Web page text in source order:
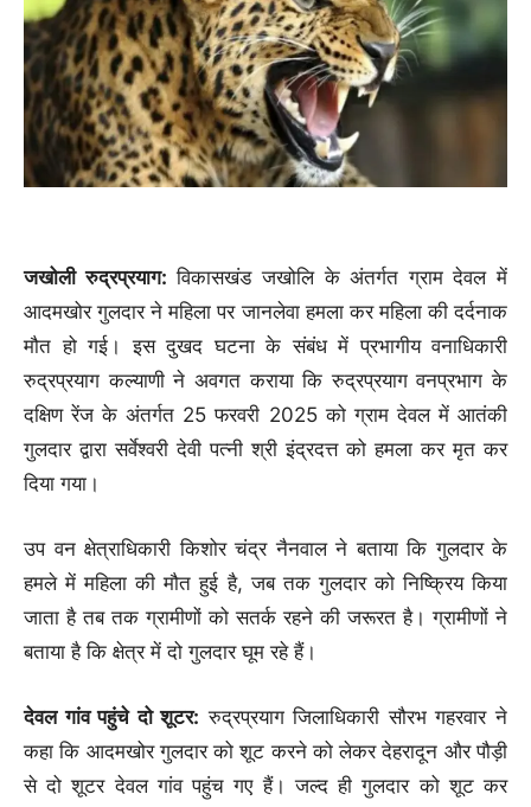
जखोली रुद्रप्रयाग: विकासखंड जखोलि के अंतर्गत ग्राम देवल में
आदमखोर गुलदार ने महिला पर जानलेवा हमला कर महिला की दर्दनाक
मौत हो गई। इस दुखद घटना के संबंध में प्रभागीय वनाधिकारी
रुद्रप्रयाग कल्याणी ने अवगत कराया कि रुद्रप्रयाग वनप्रभाग के
दक्षिण रेंज के अंतर्गत 25 फरवरी 2025 को ग्राम देवल में आतंकी
गुलदार द्वारा सर्वेश्वरी देवी पत्नी श्री इंद्रदत्त को हमला कर मृत कर
दिया गया।
उप वन क्षेत्राधिकारी किशोर चंद्र नैनवाल ने बताया कि गुलदार के
हमले में महिला की मौत हुई है, जब तक गुलदार को निष्क्रिय किया
जाता है तब तक ग्रामीणों को सतर्क रहने की जरूरत है। ग्रामीणों ने
बताया है कि क्षेत्र में दो गुलदार घूम रहे हैं।
देवल गांव पहुंचे दो शूटर: रुद्रप्रयाग जिलाधिकारी सौरभ गहरवार ने
कहा कि आदमखोर गुलदार को शूट करने को लेकर देहरादून और पौड़ी
से दो शूटर देवल गांव पहुंच गए हैं। जल्द ही गुलदार को शूट कर